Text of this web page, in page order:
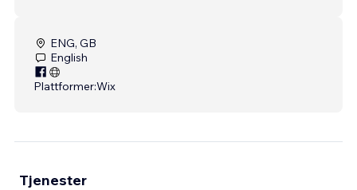
ENG, GB
English
Plattformer:Wix
Tjenester